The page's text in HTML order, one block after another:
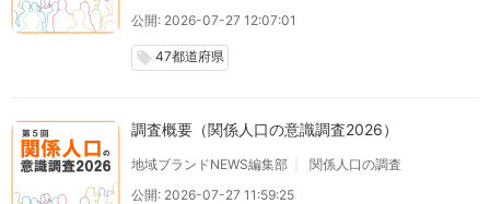
公開: 2026-07-27 12:07:01
local_offer 47都道府県
調査概要（関係人口の意識調査2026）
地域ブランドNEWS編集部
関係人口の調査
公開: 2026-07-27 11:59:25